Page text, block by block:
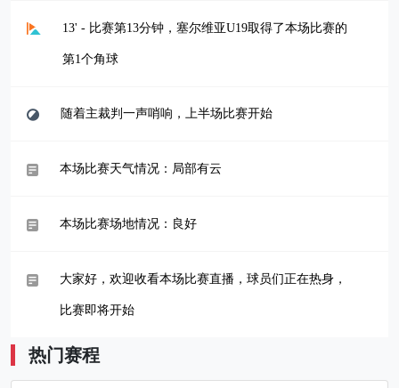
13' - 比赛第13分钟，塞尔维亚U19取得了本场比赛的
第1个角球
随着主裁判一声哨响，上半场比赛开始
本场比赛天气情况：局部有云
本场比赛场地情况：良好
大家好，欢迎收看本场比赛直播，球员们正在热身，
比赛即将开始
热门赛程